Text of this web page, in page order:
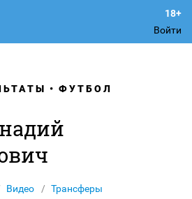
Войти
ФУТБОЛ
Видео Трансферы